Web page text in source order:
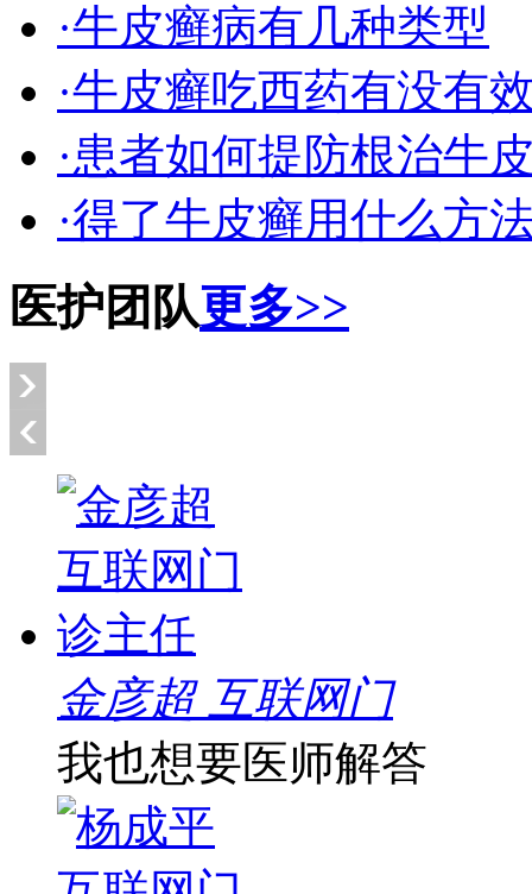
·牛皮癣病有几种类型
·牛皮癣吃西药有没有
·患者如何提防根治牛
·得了牛皮癣用什么方
医护团队更多>>
金彦超 互联网门
我也想要医师解答